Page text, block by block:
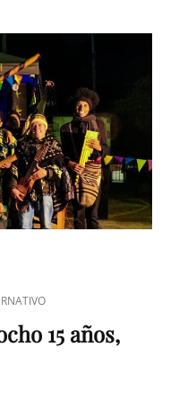
15 años,